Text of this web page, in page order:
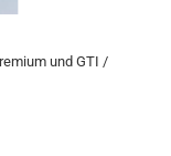
und GTI /